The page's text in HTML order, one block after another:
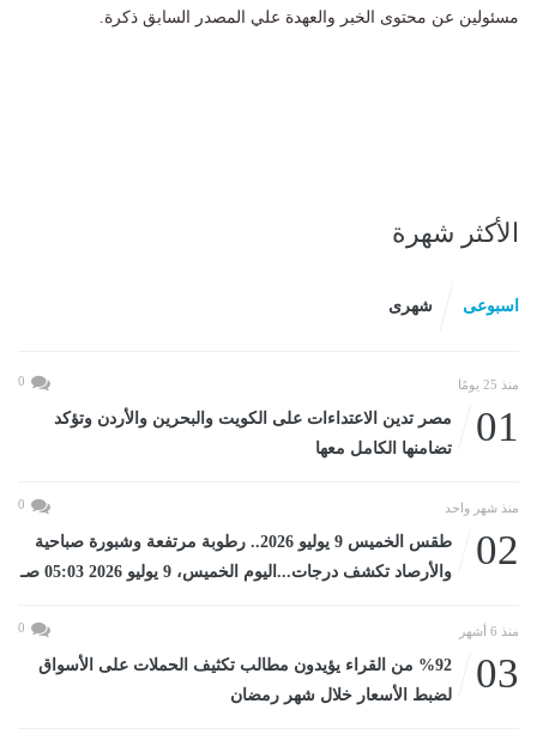
مسئولين عن محتوى الخبر والعهدة علي المصدر السابق ذكرة.
الأكثر شهرة
اسبوعى شهرى
منذ 25 يومًا 0
01
مصر تدين الاعتداءات على الكويت والبحرين والأردن وتؤكد
تضامنها الكامل معها
منذ شهر واحد 0
02
طقس الخميس 9 يوليو 2026.. رطوبة مرتفعة وشبورة صباحية
والأرصاد تكشف درجات...اليوم الخميس، 9 يوليو 2026 05:03 صـ
منذ 6 أشهر 0
03
%92 من القراء يؤيدون مطالب تكثيف الحملات على الأسواق
لضبط الأسعار خلال شهر رمضان